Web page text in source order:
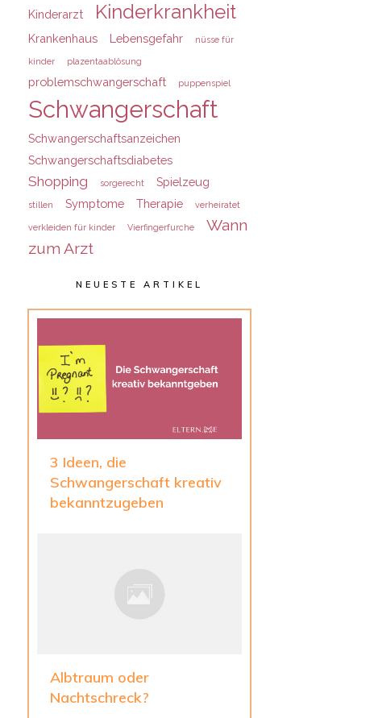
Kinderarzt Kinderkrankheit
Krankenhaus Lebensgefahr nüsse für
kinder plazentaablösung
problemschwangerschaft puppenspiel
Schwangerschaft
Schwangerschaftsanzeichen
Schwangerschaftsdiabetes
Shopping sorgerecht Spielzeug
stillen Symptome Therapie verheiratet
verkleiden für kinder Vierfingerfurche
Wann
zum Arzt
NEUESTE ARTIKEL
3 Ideen, die
Schwangerschaft kreativ
bekanntzugeben
Albtraum oder
Nachtschreck?